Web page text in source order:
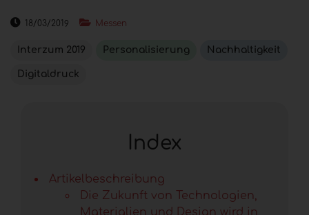
18/03/2019 Messen
Interzum 2019 Personalisierung Nachhaltigkeit
Digitaldruck
Index
Artikelbeschreibung
Die Zukunft von Technologien,
Materialien und Design wird in